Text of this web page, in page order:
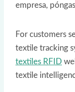
empresa,
For customers
textile tracking
textiles RFID
textile